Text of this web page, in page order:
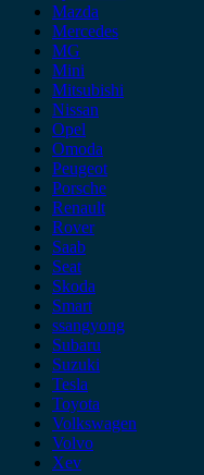
Mazda
Mercedes
MG
Mini
Mitsubishi
Nissan
Opel
Omoda
Peugeot
Porsche
Renault
Rover
Saab
Seat
Skoda
Smart
ssangyong
Subaru
Suzuki
Tesla
Toyota
Volkswagen
Volvo
Xev